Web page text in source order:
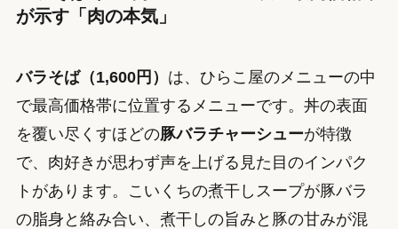
が示す「肉の本気」
バラそば（1,600円） は、ひらこ屋のメニューの中
で最高価格帯に位置するメニューです。丼の表面
を覆い尽くすほどの豚バラチャーシューが特徴
で、肉好きが思わず声を上げる見た目のインパク
トがあります。こいくちの煮干しスープが豚バラ
の脂身と絡み合い、煮干しの旨みと豚の甘みが混